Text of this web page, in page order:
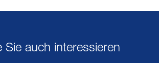
Sie auch interessieren